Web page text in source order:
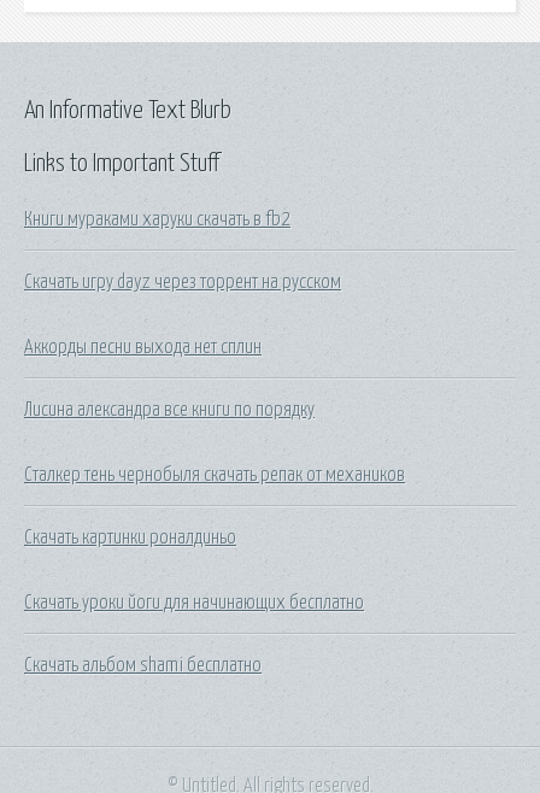
Links to Important Stuff
Книги мураками харуки скачать в fb2
Скачать игру dayz через торрент на русском
Аккорды песни выхода нет сплин
Лисина александра все книги по порядку
Сталкер тень чернобыля скачать репак от механиков
Скачать картинки роналдиньо
Скачать уроки йоги для начинающих бесплатно
Скачать альбом shami бесплатно
An Informative Text Blurb
© Untitled. All rights reserved.